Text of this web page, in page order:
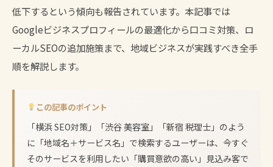
低下するという傾向も報告されています。本記事では
Googleビジネスプロフィールの最適化から口コミ対策、ロ
ーカルSEOの追加施策まで、地域ビジネスが実践すべき全手
順を解説します。
この記事のポイント
「横浜 SEO対策」「渋谷 美容室」「新宿 税理士」のよう
に「地域名＋サービス名」で検索するユーザーは、今すぐ
そのサービスを利用したい「購買意欲の高い」見込み客で